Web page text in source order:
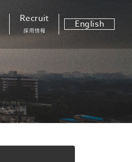
Recruit
採用情報 English